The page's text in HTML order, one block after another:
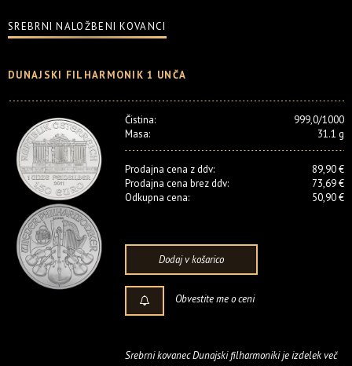
SREBRNI NALOŽBENI KOVANCI
DUNAJSKI FILHARMONIK 1 UNČA
Čistina:
999,0/1000
Masa:
31.1 g
Prodajna cena z ddv:
89,90 €
Prodajna cena brez ddv:
73,69 €
Odkupna cena:
50,90 €
Dodaj v košarico
Obvestite me o ceni
Srebrni kovanec Dunajski filharmoniki je izdelek več